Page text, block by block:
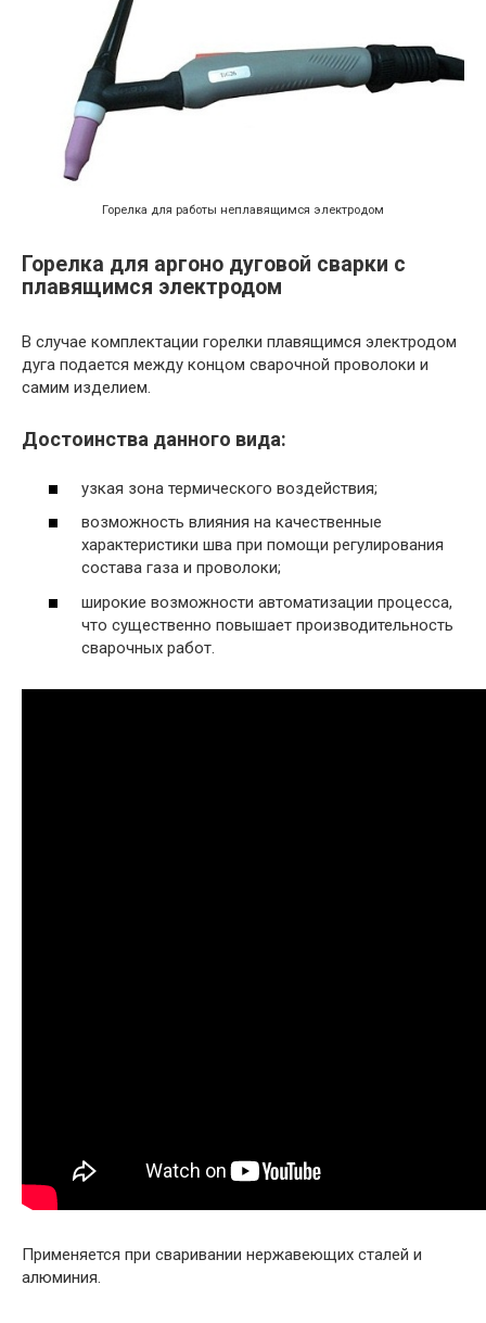
Горелка для работы неплавящимся электродом
Горелка для аргоно дуговой сварки с
плавящимся электродом
В случае комплектации горелки плавящимся электродом
дуга подается между концом сварочной проволоки и
самим изделием.
Достоинства данного вида:
узкая зона термического воздействия;
возможность влияния на качественные
характеристики шва при помощи регулирования
состава газа и проволоки;
широкие возможности автоматизации процесса,
что существенно повышает производительность
сварочных работ.
Применяется при сваривании нержавеющих сталей и
алюминия.